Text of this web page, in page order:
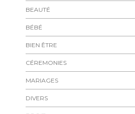
BEAUTÉ
BÉBÉ
BIEN ÊTRE
CÉREMONIES
MARIAGES
DIVERS